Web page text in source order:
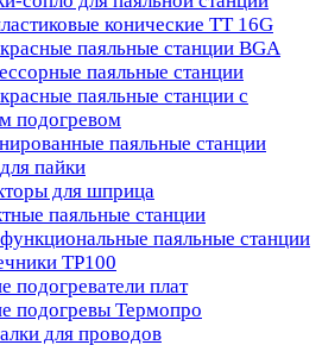
конические TT 16G
паяльные станции BGA
паяльные станции
паяльные станции с
подогревом
паяльные станции
пайки
для шприца
паяльные станции
паяльные станции
TP100
подогреватели плат
подогревы Термопро
для проводов